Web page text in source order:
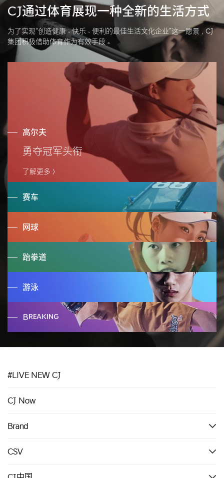
CJ通过体育展现一种全新的生活方式
为了实现“创造健康、快乐、便利的最佳生活文化企业”这一愿景，CJ
集团积极借助体育作为有效手段。
高尔夫
勇夺冠军头衔
了解更多 >
赛车
网球
跆拳道
游泳
Breaking
#LIVE NEW CJ
CJ Now
Brand
CSV